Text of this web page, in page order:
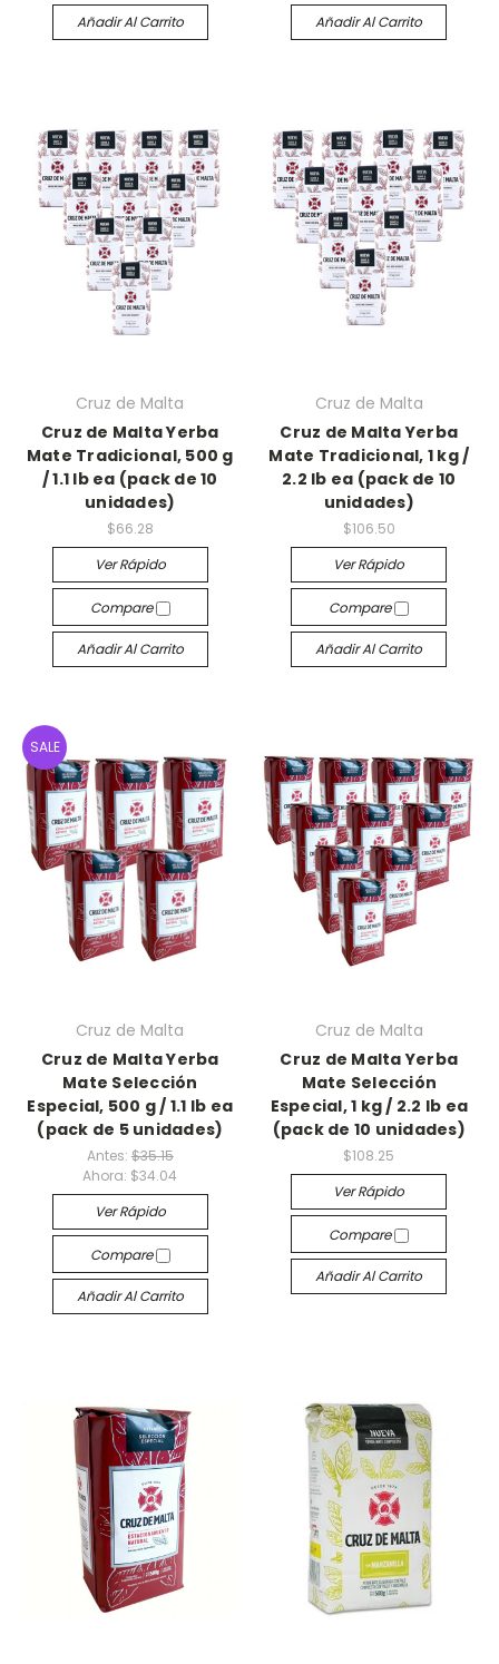
Añadir Al Carrito Añadir Al Carrito
Cruz de Malta
Cruz de Malta Yerba
Mate Tradicional, 500 g
/ 1.1 lb ea (pack de 10
unidades)
$66.28
Ver Rápido
Compare
Añadir Al Carrito
Cruz de Malta
Cruz de Malta Yerba
Mate Tradicional, 1 kg /
2.2 lb ea (pack de 10
unidades)
$106.50
Ver Rápido
Compare
Añadir Al Carrito
SALE
Cruz de Malta
Cruz de Malta Yerba
Mate Selección
Especial, 500 g / 1.1 lb ea
(pack de 5 unidades)
Antes: $35.15
Ahora: $34.04
Ver Rápido
Compare
Añadir Al Carrito
Cruz de Malta
Cruz de Malta Yerba
Mate Selección
Especial, 1 kg / 2.2 lb ea
(pack de 10 unidades)
$108.25
Ver Rápido
Compare
Añadir Al Carrito